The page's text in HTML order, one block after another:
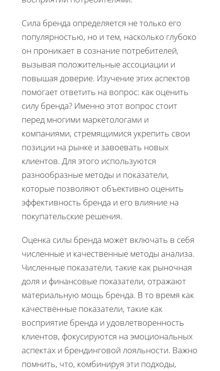
Сила бренда определяется не только его
популярностью, но и тем, насколько глубоко
он проникает в сознание потребителей,
вызывая положительные ассоциации и
повышая доверие. Изучение этих аспектов
помогает ответить на вопрос: как оценить
силу бренда? Именно этот вопрос стоит
перед многими маркетологами и
компаниями, стремящимися укрепить свои
позиции на рынке и завоевать новых
клиентов. Для этого используются
разнообразные методы и показатели,
которые позволяют объективно оценить
эффективность бренда и его влияние на
покупательские решения.
Оценка силы бренда может включать в себя
численные и качественные методы анализа.
Численные показатели, такие как рыночная
доля и финансовые показатели, отражают
материальную мощь бренда. В то время как
качественные показатели, такие как
восприятие бренда и удовлетворенность
клиентов, фокусируются на эмоциональных
аспектах и брендинговой лояльности. Важно
помнить, что, комбинируя эти подходы,